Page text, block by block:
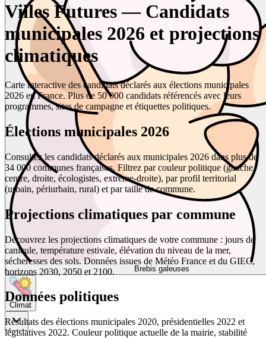
Brebis galeuses
Climat
Villes Futures — Candidats
municipales 2026 et projections
climatiques
Carte interactive des candidats déclarés aux élections municipales
2026 en France. Plus de 50 000 candidats référencés avec leurs
programmes, sites de campagne et étiquettes politiques.
Élections municipales 2026
Consultez les candidats déclarés aux municipales 2026 dans plus de
34 000 communes françaises. Filtrez par couleur politique (gauche,
centre, droite, écologistes, extrême-droite), par profil territorial
(urbain, périurbain, rural) et par taille de commune.
Projections climatiques par commune
Découvrez les projections climatiques de votre commune : jours de
canicule, température estivale, élévation du niveau de la mer,
sécheresses des sols. Données issues de Météo France et du GIEC,
horizons 2030, 2050 et 2100.
Données politiques
Résultats des élections municipales 2020, présidentielles 2022 et
législatives 2022. Couleur politique actuelle de la mairie, stabilité